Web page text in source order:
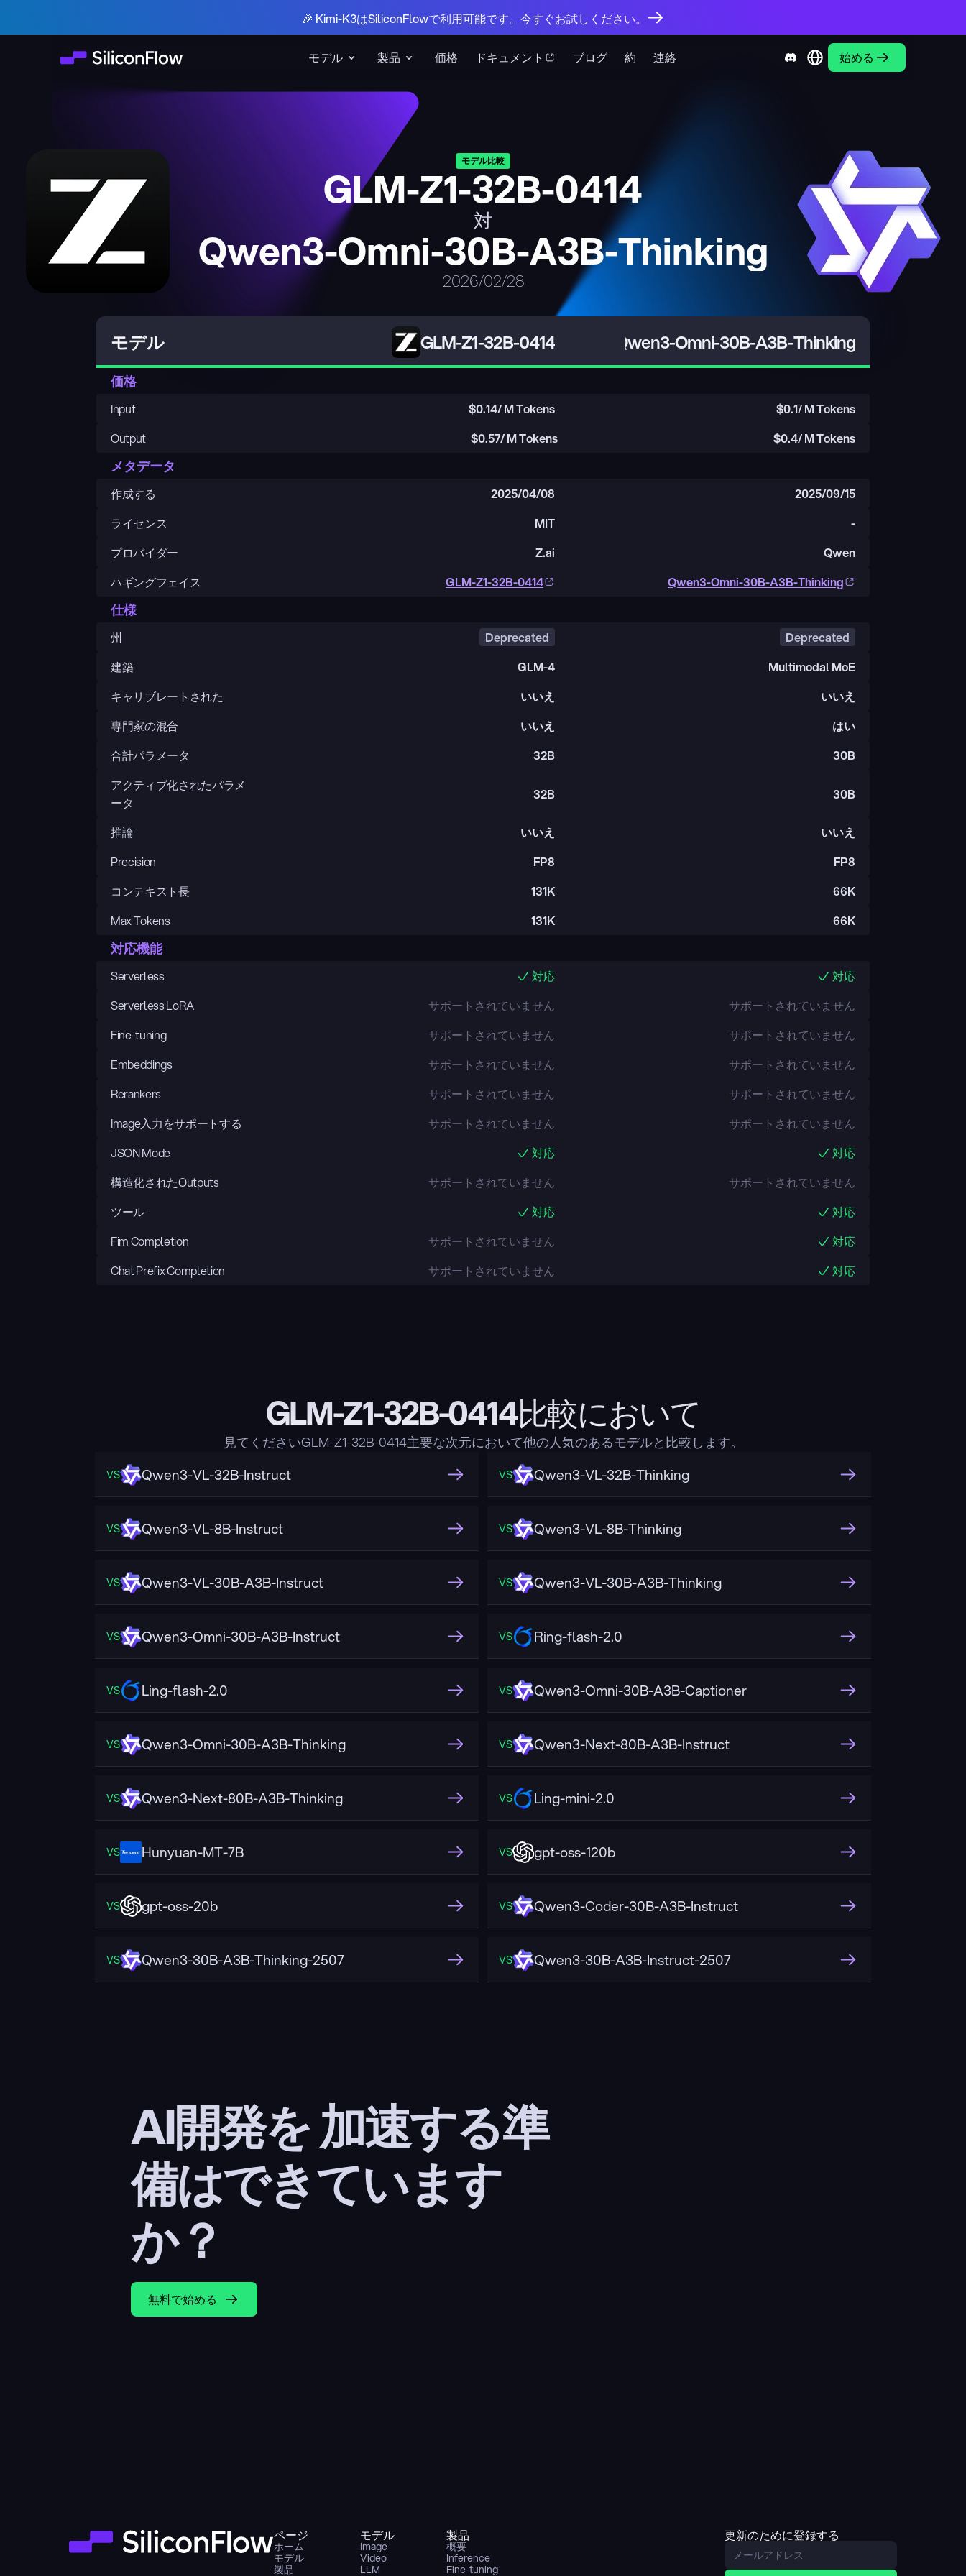
モデル 製品 価格 ドキュメント ブログ 約 連絡 始める
🎉 Kimi-K3はSiliconFlowで利用可能です。今すぐお試しください。
モデル比較
GLM-Z1-32B-0414
対
Qwen3-Omni-30B-A3B-Thinking
2026/02/28
モデル GLM-Z1-32B-0414 Qwen3-Omni-30B-A3B-Thinking
価格
Input $0.14/ M Tokens $0.1/ M Tokens
Output
$0.57/ M Tokens $0.4/ M Tokens
メタデータ
作成する 2025/04/08
2025/09/15
ライセンス
MIT
-
プロバイダー
Z.ai
Qwen
ハギングフェイス
GLM-Z1-32B-0414 Qwen3-Omni-30B-A3B-Thinking
仕様
州 Deprecated
Deprecated
建築
GLM-4
Multimodal MoE
キャリブレートされた
いいえ
いいえ
専門家の混合
いいえ
はい
合計パラメータ
32B
30B
アクティブ化されたパラメ
ータ
32B 30B
推論 いいえ
いいえ
Precision
FP8
FP8
コンテキスト長
131K
66K
Max Tokens
131K 66K
対応機能
Serverless 対応
対応
Serverless LoRA
サポートされていません
サポートされていません
Fine-tuning
サポートされていません
サポートされていません
Embeddings
サポートされていません
サポートされていません
Rerankers
サポートされていません
サポートされていません
Image入力をサポートする
サポートされていません
サポートされていません
JSON Mode
対応
対応
構造化されたOutputs
サポートされていません
サポートされていません
ツール
対応
対応
Fim Completion
サポートされていません
対応
Chat Prefix Completion
サポートされていません 対応
GLM-Z1-32B-0414比較において
見てくださいGLM-Z1-32B-0414主要な次元において他の人気のあるモデルと比較します。
VS Qwen3-VL-32B-Instruct VS Qwen3-VL-32B-Thinking
VS Qwen3-VL-8B-Instruct VS Qwen3-VL-8B-Thinking
VS Qwen3-VL-30B-A3B-Instruct VS Qwen3-VL-30B-A3B-Thinking
VS Qwen3-Omni-30B-A3B-Instruct VS Ring-flash-2.0
VS Ling-flash-2.0 VS Qwen3-Omni-30B-A3B-Captioner
VS Qwen3-Omni-30B-A3B-Thinking VS Qwen3-Next-80B-A3B-Instruct
VS Qwen3-Next-80B-A3B-Thinking VS Ling-mini-2.0
VS Hunyuan-MT-7B VS gpt-oss-120b
VS gpt-oss-20b VS Qwen3-Coder-30B-A3B-Instruct
VS Qwen3-30B-A3B-Thinking-2507 VS Qwen3-30B-A3B-Instruct-2507
AI開発を 加速する準
備はできています
か？
無料で始める
ページ
ホーム
モデル
製品
モデル
Image
Video
LLM
製品
概要
Inference
Fine-tuning
更新のために登録する